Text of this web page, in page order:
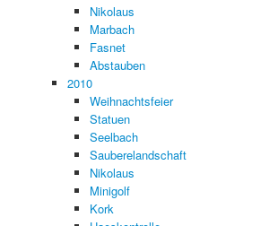
Nikolaus
Marbach
Fasnet
Abstauben
2010
Weihnachtsfeier
Statuen
Seelbach
Sauberelandschaft
Nikolaus
Minigolf
Kork